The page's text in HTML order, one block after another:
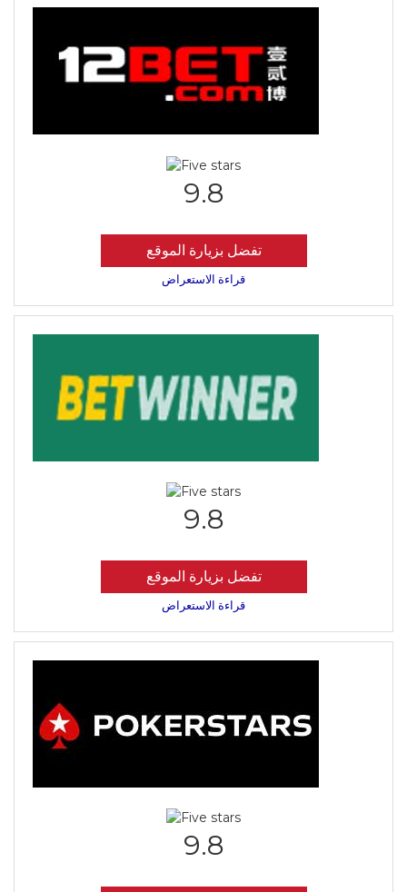
9.8
تفضل بزيارة الموقع
قراءة الاستعراض
9.8
تفضل بزيارة الموقع
قراءة الاستعراض
9.8